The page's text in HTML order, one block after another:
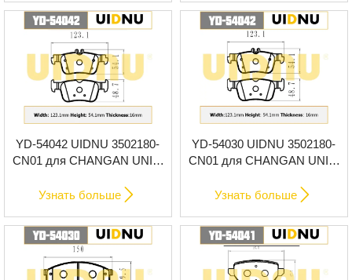
YD-54042 UIDNU 3502180-
CN01 для CHANGAN UNI-T
колодки
Узнать больше 
YD-54030 UIDNU 3502180-
CN01 для CHANGAN UNI-T
колодки
Узнать больше 